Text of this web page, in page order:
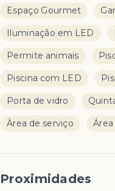
Espaço Gourmet
Iluminação em LED
Permite animais
Piscina com LED
Porta de vidro
Àrea de serviço
Proximidades